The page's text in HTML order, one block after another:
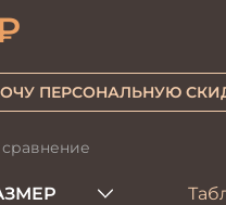
ПЕРСОНАЛЬНУЮ